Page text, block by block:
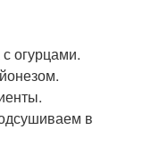
огурцами.
в